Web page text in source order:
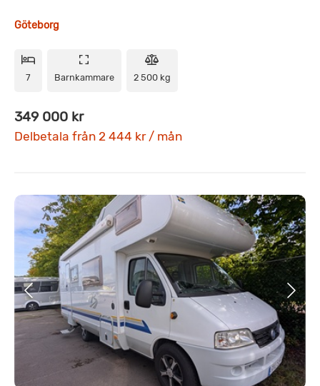
Göteborg
7 Barnkammare 2 500 kg
349 000 kr
Delbetala från 2 444 kr / mån